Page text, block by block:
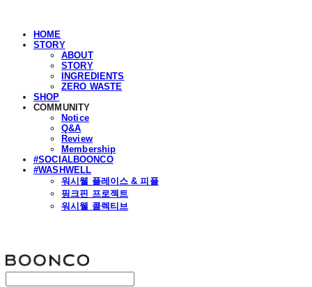
HOME
STORY
ABOUT
STORY
INGREDIENTS
ZERO WASTE
SHOP
COMMUNITY
Notice
Q&A
Review
Membership
#SOCIALBOONCO
#WASHWELL
워시웰 플레이스 & 피플
핑크핀 프로젝트
워시웰 콜렉티브